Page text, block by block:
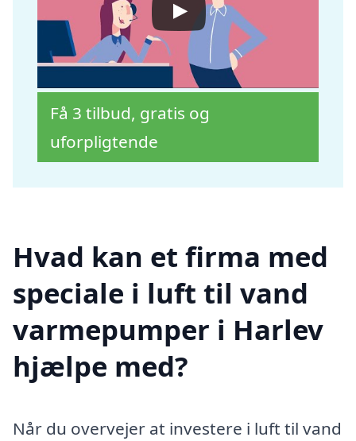
Få 3 tilbud, gratis og
uforpligtende
Hvad kan et firma med
speciale i luft til vand
varmepumper i Harlev
hjælpe med?
Når du overvejer at investere i luft til vand